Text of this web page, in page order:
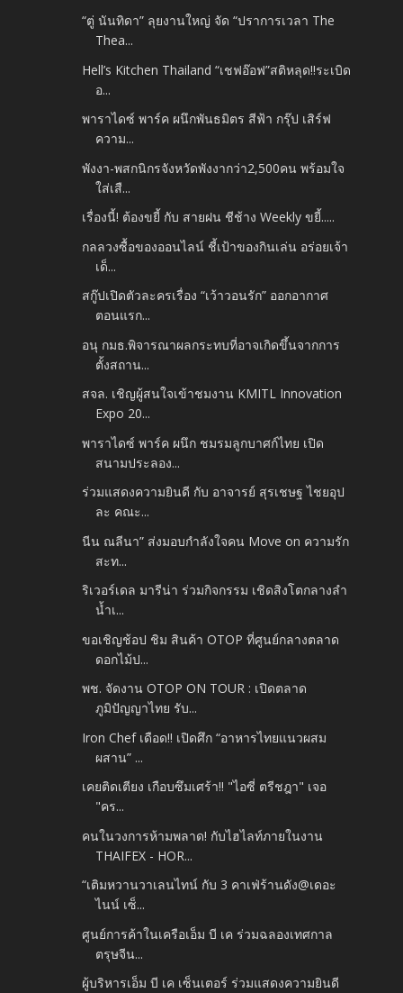
“ตู่ นันทิดา” ลุยงานใหญ่ จัด “ปราการเวลา The
Thea...
Hell’s Kitchen Thailand “เชฟอ๊อฟ”สติหลุด!!ระเบิด
อ...
พาราไดซ์ พาร์ค ผนึกพันธมิตร สีฟ้า กรุ๊ป เสิร์ฟ
ความ...
พังงา-พสกนิกรจังหวัดพังงากว่า2,500คน พร้อมใจ
ใส่เสื...
เรื่องนี้! ต้องขยี้ กับ สายฝน ชีช้าง Weekly ขยี้.....
กลลวงซื้อของออนไลน์ ชี้เป้าของกินเล่น อร่อยเจ้า
เด็...
สกู๊ปเปิดตัวละครเรื่อง “เว้าวอนรัก” ออกอากาศ
ตอนแรก...
อนุ กมธ.พิจารณาผลกระทบที่อาจเกิดขึ้นจากการ
ตั้งสถาน...
สจล. เชิญผู้สนใจเข้าชมงาน KMITL Innovation
Expo 20...
พาราไดซ์ พาร์ค ผนึก ชมรมลูกบาศก์ไทย เปิด
สนามประลอง...
ร่วมแสดงความยินดี กับ อาจารย์ สุรเชษฐ ไชยอุป
ละ คณะ...
นีน ณลีนา” ส่งมอบกำลังใจคน Move on ความรัก
สะท...
ริเวอร์เดล มารีน่า ร่วมกิจกรรม เชิดสิงโตกลางลำ
น้ำเ...
ขอเชิญช้อป ชิม สินค้า OTOP ที่ศูนย์กลางตลาด
ดอกไม้ป...
พช. จัดงาน OTOP ON TOUR : เปิดตลาด
ภูมิปัญญาไทย รับ...
Iron Chef เดือด!! เปิดศึก “อาหารไทยแนวผสม
ผสาน” ...
เคยติดเตียง เกือบซึมเศร้า!! "ไอซี่ ตรีชฎา" เจอ
"คร...
คนในวงการห้ามพลาด! กับไฮไลท์ภายในงาน
THAIFEX - HOR...
“เติมหวานวาเลนไทน์ กับ 3 คาเฟ่ร้านดัง@เดอะ
ไนน์ เซ็...
ศูนย์การค้าในเครือเอ็ม บี เค ร่วมฉลองเทศกาล
ตรุษจีน...
ผู้บริหารเอ็ม บี เค เซ็นเตอร์ ร่วมแสดงความยินดี